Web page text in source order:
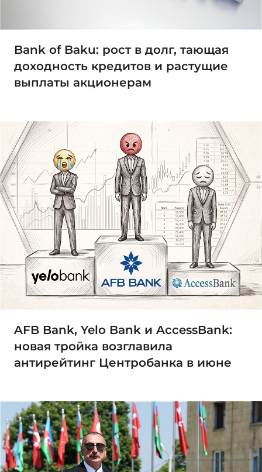
Bank of Baku: рост в долг, тающая
доходность кредитов и растущие
выплаты акционерам
AFB Bank, Yelo Bank и AccessBank:
новая тройка возглавила
антирейтинг Центробанка в июне